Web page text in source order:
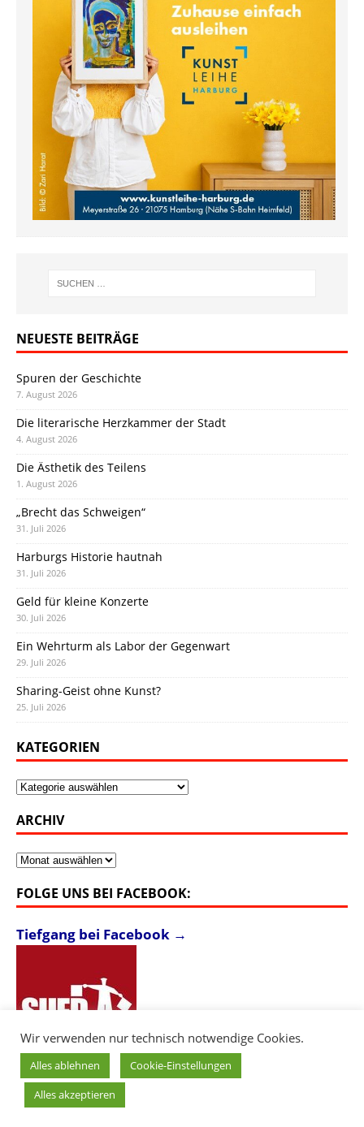
NEUESTE BEITRÄGE
Spuren der Geschichte
7. August 2026
Die literarische Herzkammer der Stadt
4. August 2026
Die Ästhetik des Teilens
1. August 2026
„Brecht das Schweigen“
31. Juli 2026
Harburgs Historie hautnah
31. Juli 2026
Geld für kleine Konzerte
30. Juli 2026
Ein Wehrturm als Labor der Gegenwart
29. Juli 2026
Sharing-Geist ohne Kunst?
25. Juli 2026
KATEGORIEN
Kategorien
ARCHIV
Archiv
FOLGE UNS BEI FACEBOOK:
Tiefgang bei Facebook →
Wir verwenden nur technisch notwendige Cookies.
Alles ablehnen
Cookie-Einstellungen
Alles akzeptieren